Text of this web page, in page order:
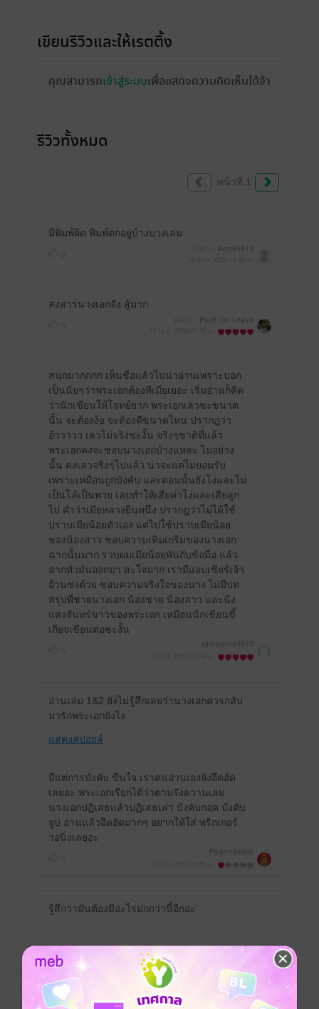
เขียนรีวิวและให้เรตติ้ง
คุณสามารถเข้าสู่ระบบเพื่อแสดงความคิดเห็นได้จ้า
รีวิวทั้งหมด
หน้าที่ 1
มีพิมพ์ผิด พิมพ์ตกอยู่บ้างบางเล่ม
Anne5819
สงสารนางเอกจัง สู้มาก
PooK On Leave
สนุกมากกกก เห็นชื่อแล้วไม่น่าอ่านเพราะบอก
เป็นนัยๆว่าพระเอกต้องทีเมียเยอะ เริ่มอ่านก็คิด
ว่านักเขียนให้โจทย์ยาก พระเอกเลวซะขนาด
นั้น จะต้องง้อ จะต้องดีขนาดไหน ปรากฎว่า
อ้าวววว เลวไม่จริงซะงั้น จริงๆชาติที่แล้ว
พระเอกคงจะชอบนางเอกบ้างแหละ ไม่อย่าง
นั้น คงเลวจริงๆไปแล้ว น่าจะแค่ไม่ยอมรับ
เพราะเหมือนถูกบังคับ และตอนนั้นยังโง่และไม่
เป็นโล้เป็นพาย เลยทำให้เสียค่าโง่และเสียลูก
ไป คำว่าเมียหลวงยืนหนึ่ง ปรากฎว่าไม่ได้ใช้
ปราบเมียน้อยตัวเอง แต่ไปใช้ปราบเมียน้อย
ของน้องสาว ชอบความเหิมเกริมของนางเอก
ฉากนั้นมาก รวบผมเมียน้อยพันกับข้อมือ แล้ว
ลากหัวมันออกมา สะใจมาก เรามีแอบเชียร์เจ้า
อ้วนซ่งด้วย ชอบความจริงใจของนาง ไม่มีบท
สรุปพี่ชายนางเอก น้องชาย น้องสาว และนัง
แสงจันทร์ขาวของพระเอก เหมือนนักเขียนขี้
เกียจเขียนต่อซะงั้น
ramnaree9970
อ่านเล่ม 1&2 ยังไม่รู้สึกเลยว่านางเอกควรกลับ
มารักพระเอกยังไง
แสดงสปอยล์
มีแต่การบังคับ ขืนใจ เราคนอ่านเองยังอึดอัด
เลยอะ พระเอกเรียกได้ว่าตามรังควานเลย
นางเอกปฏิเสธแล้วปฏิเสธเล่า บังคับกอด บังคับ
จูบ อ่านแล้วอึดอัดมากๆ อยากให้ใส่ ทริกเกอร์
วอนิ่งเลยอะ
Phannakorn
รู้สึกว่ามันต้องมีอะไรม่กกว่านี้อีกอ่ะ
แสดงสปอยล์
1 มีแล้ว - อิงสา
7 พ.ค. 2568